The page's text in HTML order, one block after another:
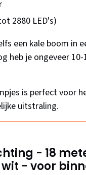
2880 LED's)
een kale boom in
heb je ongeveer
is perfect voor
uitstraling.
- 18
- voor